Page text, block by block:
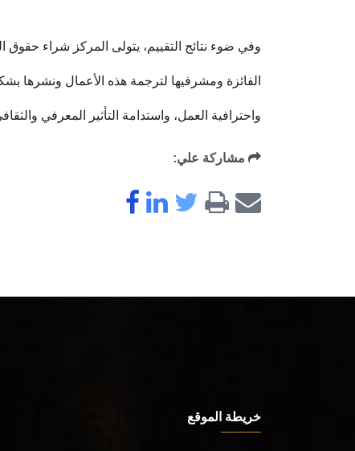
وفي ضوء نتائج التقييم، يتولى المركز شراء حقوق
الفائزة ومشرفيها لترجمة هذه الأعمال
واحترافية العمل، واستدامة التأثير المعرفي
مشاركة علي:
خريطة الموقع